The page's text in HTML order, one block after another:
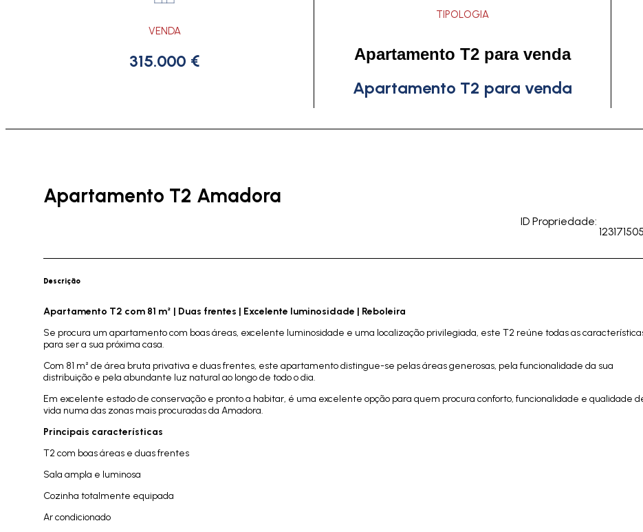
VENDA
315.000 €
TIPOLOGIA
Apartamento T2 para venda
Apartamento T2 para venda
Apartamento T2 Amadora
ID Propriedade:
Descrição
Apartamento T2 com 81 m² | Duas frentes | Excelente luminosidade | Reboleira
Se procura um apartamento com boas áreas, excelente luminosidade e uma localização privilegiada, este T2 reúne todas as
para ser a sua próxima casa.
Com 81 m² de área bruta privativa e duas frentes, este apartamento distingue-se pelas áreas generosas, pela funcionalidade da sua
distribuição e pela abundante luz natural ao longo de todo o dia.
Em excelente estado de conservação e pronto a habitar, é uma excelente opção para quem procura conforto, funcionalidade e qualidade
vida numa das zonas mais procuradas da Amadora.
Principais características
T2 com boas áreas e duas frentes
Sala ampla e luminosa
Cozinha totalmente equipada
Ar condicionado